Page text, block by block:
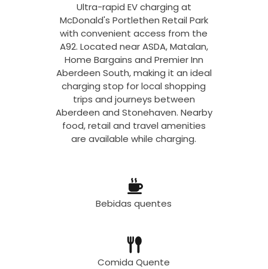
Ultra-rapid EV charging at
McDonald's Portlethen Retail Park
with convenient access from the
A92. Located near ASDA, Matalan,
Home Bargains and Premier Inn
Aberdeen South, making it an ideal
charging stop for local shopping
trips and journeys between
Aberdeen and Stonehaven. Nearby
food, retail and travel amenities
are available while charging.
Bebidas quentes
Comida Quente